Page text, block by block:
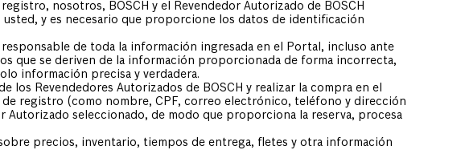
nosotros, BOSCH y el Revendedor Autorizado de BOSCH
usted, y es necesario que proporcione los datos de identificación
de toda la información ingresada en el Portal, incluso ante
que se deriven de la información proporcionada de forma incorrecta,
información precisa y verdadera.
los Revendedores Autorizados de BOSCH y realizar la compra en el
registro (como nombre, CPF, correo electrónico, teléfono y dirección
Autorizado seleccionado, de modo que proporciona la reserva, procesa
precios, inventario, tiempos de entrega, fletes y otra información